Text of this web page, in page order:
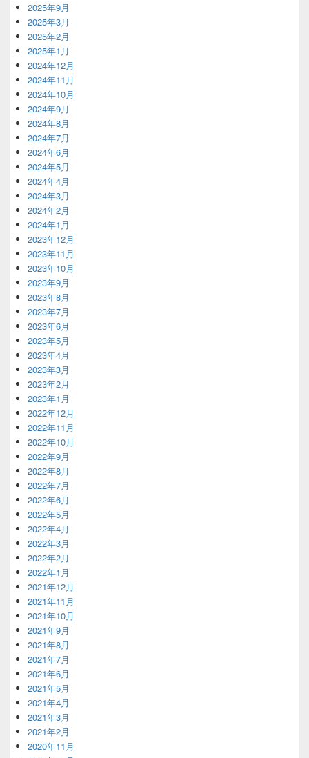
2025年9月
2025年3月
2025年2月
2025年1月
2024年12月
2024年11月
2024年10月
2024年9月
2024年8月
2024年7月
2024年6月
2024年5月
2024年4月
2024年3月
2024年2月
2024年1月
2023年12月
2023年11月
2023年10月
2023年9月
2023年8月
2023年7月
2023年6月
2023年5月
2023年4月
2023年3月
2023年2月
2023年1月
2022年12月
2022年11月
2022年10月
2022年9月
2022年8月
2022年7月
2022年6月
2022年5月
2022年4月
2022年3月
2022年2月
2022年1月
2021年12月
2021年11月
2021年10月
2021年9月
2021年8月
2021年7月
2021年6月
2021年5月
2021年4月
2021年3月
2021年2月
2020年11月